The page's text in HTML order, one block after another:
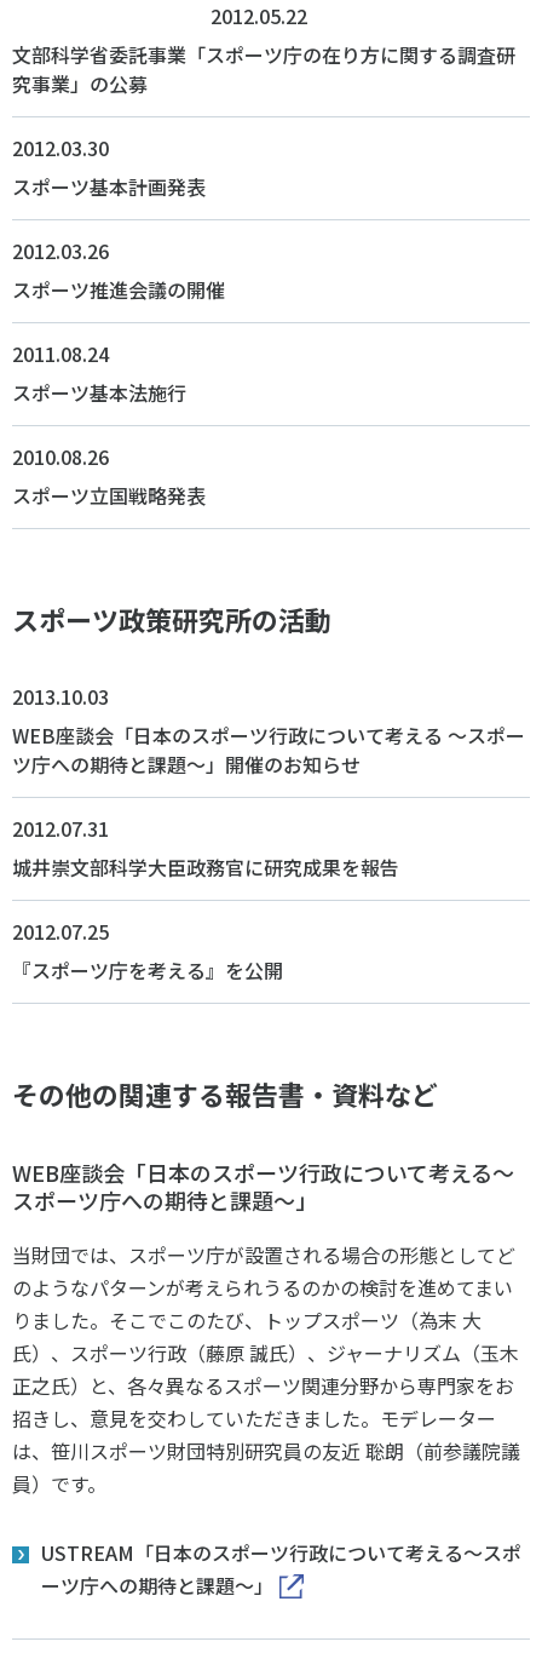
2012.05.22
文部科学省委託事業「スポーツ庁の在り方に関する調査研
究事業」の公募
2012.03.30
スポーツ基本計画発表
2012.03.26
スポーツ推進会議の開催
2011.08.24
スポーツ基本法施行
2010.08.26
スポーツ立国戦略発表
スポーツ政策研究所の活動
2013.10.03
WEB座談会「日本のスポーツ行政について考える ～スポー
ツ庁への期待と課題～」開催のお知らせ
2012.07.31
城井崇文部科学大臣政務官に研究成果を報告
2012.07.25
『スポーツ庁を考える』を公開
その他の関連する報告書・資料など
WEB座談会「日本のスポーツ行政について考える～
スポーツ庁への期待と課題～」
当財団では、スポーツ庁が設置される場合の形態としてど
のようなパターンが考えられうるのかの検討を進めてまい
りました。そこでこのたび、トップスポーツ（為末 大
氏）、スポーツ行政（藤原 誠氏）、ジャーナリズム（玉木
正之氏）と、各々異なるスポーツ関連分野から専門家をお
招きし、意見を交わしていただきました。モデレーター
は、笹川スポーツ財団特別研究員の友近 聡朗（前参議院議
員）です。
USTREAM「日本のスポーツ行政について考える～スポ
ーツ庁への期待と課題～」